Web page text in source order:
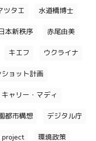
ツタエ 水道橋博士
本新秩序 赤尾由美
キエフ ウクライナ
ョット計画
キャリー・マディ
都市構想 デジタル庁
project 環境政策